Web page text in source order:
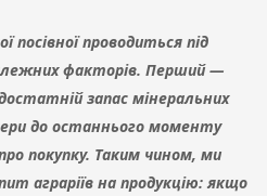
посівної проводиться під
факторів. Перший —
запас мінеральних
до останнього моменту
покупку. Таким чином, ми
аграріїв на продукцію: якщо